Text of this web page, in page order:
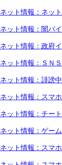
ネット情報：ネッ
ネット情報：闇バ
ネット情報：政府
ネット情報：ＳＮ
ネット情報：誹謗
ネット情報：スマ
ネット情報：チー
ネット情報：ゲー
ネット情報：スマ